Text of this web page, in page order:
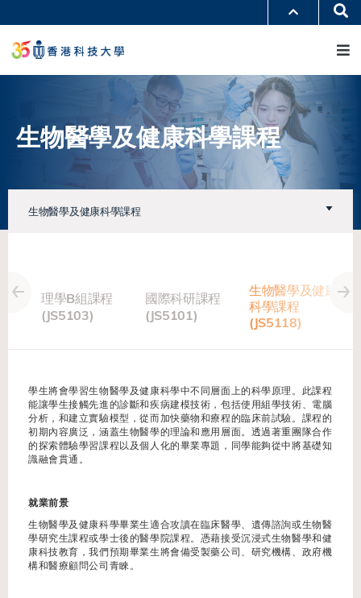
至
容
生活@科大
校園地圖及指南
工作@科大
教授簡錄
認識科大
生物醫學及健康科學課程
生物醫學及健康科學課程
工
理學B組課程
(JS5103)
國際科研課程
(JS5101)
生物醫學及健康
科學課程
(JS5118)
學生將會學習生物醫學及健康科學中不同層面上的科學原理。此課程
能讓學生接觸先進的診斷和疾病建模技術，包括使用組學技術、電腦
分析，和建立實驗模型，從而加快藥物和療程的臨床前試驗。課程的
初期內容廣泛，涵蓋生物醫學的理論和應用層面。透過著重團隊合作
的探索體驗學習課程以及個人化的畢業專題，同學能夠從中將基礎知
識融會貫通。
就業前景
生物醫學及健康科學畢業生適合攻讀在臨床醫學、遺傳諮詢或生物醫
學研究生課程或學士後的醫學院課程。憑藉接受沉浸式生物醫學和健
康科技教育，我們預期畢業生將會備受製藥公司、研究機構、政府機
構和醫療顧問公司青睞。